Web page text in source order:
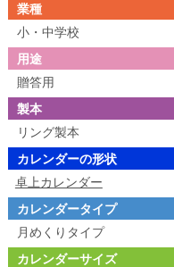
業種
小・中学校
用途
贈答用
製本
リング製本
カレンダーの形状
卓上カレンダー
カレンダータイプ
月めくりタイプ
カレンダーサイズ